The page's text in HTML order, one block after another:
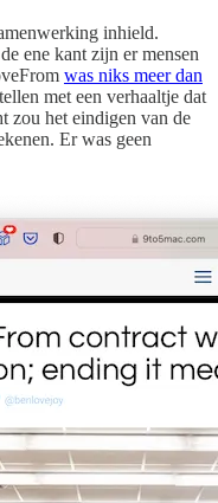
inhield.
ene kant zijn er mensen
was niks meer dan
met een verhaaltje dat
zou het eindigen van de
Er was geen